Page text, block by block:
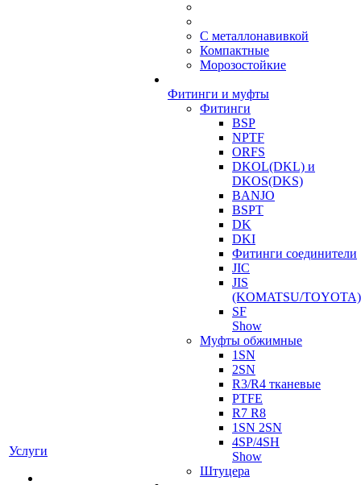
Услуги
С металлонавивкой
Компактные
Морозостойкие
Фитинги и муфты
Фитинги
BSP
NPTF
ORFS
DKOL(DKL) и
DKOS(DKS)
BANJO
BSPT
DK
DKI
Фитинги соединители
JIC
JIS
(KOMATSU/TOYOTA)
SF
Show
Муфты обжимные
1SN
2SN
R3/R4 тканевые
PTFE
R7 R8
1SN 2SN
4SP/4SH
Show
Штуцера